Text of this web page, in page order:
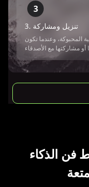
3
3. تنزيل ومشاركة
المحبوكة، وعندما تكون
فن الذكاء